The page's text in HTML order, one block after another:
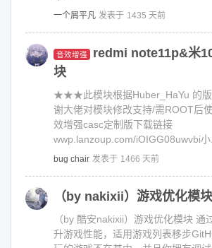
一个屑平凡 发表于 1435 天前
音效增强
redmi note11p&米
块
★★★此模块根据Huber_HaYu 的
谢大佬对模块修改支持/需ROOT后
效增强casc定制版下载链接
wwp.lanzoup.com/iOIGG08uwvbi小
bug chair 发表于 1466 天前
（by nakixii）游戏优化模
（by 酷安nakixii）游戏优化模块 通
升游戏性能，适用游戏列表移步